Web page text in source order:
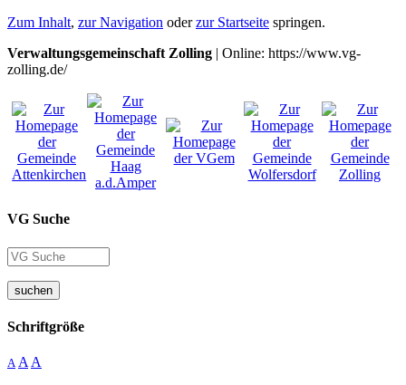
Zum Inhalt, zur Navigation oderzur Startseite springen.
Verwaltungsgemeinschaft Zolling | Online: https://www.vg-
zolling.de/
VG Suche
suchen
Schriftgröße
A A A